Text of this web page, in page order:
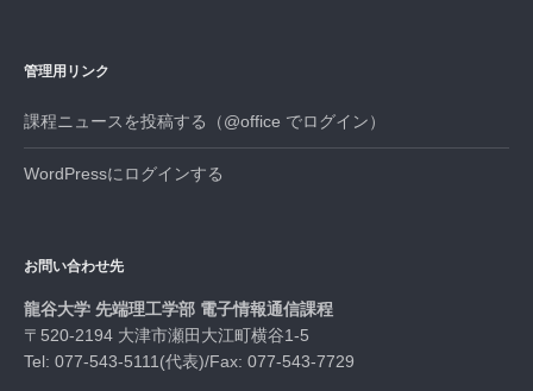
管理用リンク
課程ニュースを投稿する（@office でログイン）
WordPressにログインする
お問い合わせ先
龍谷大学 先端理工学部 電子情報通信課程
〒520-2194 大津市瀬田大江町横谷1-5
Tel: 077-543-5111(代表)/Fax: 077-543-7729